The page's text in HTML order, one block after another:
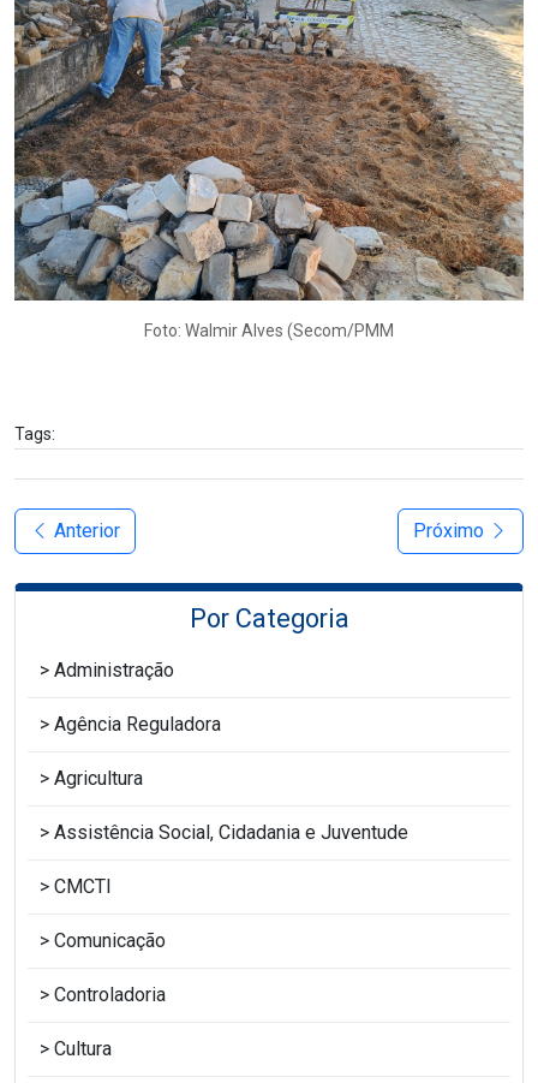
Foto: Walmir Alves (Secom/PMM
Tags:
Anterior Próximo
Por Categoria
Administração
Agência Reguladora
Agricultura
Assistência Social, Cidadania e Juventude
CMCTI
Comunicação
Controladoria
Cultura